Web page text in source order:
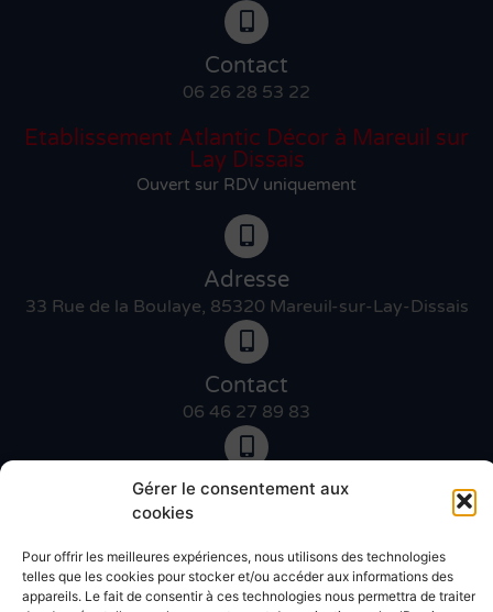
Gérer le consentement aux
cookies
Pour offrir les meilleures expériences, nous utilisons des technologies
telles que les cookies pour stocker et/ou accéder aux informations des
appareils. Le fait de consentir à ces technologies nous permettra de traiter
Contact
06 26 28 53 22
Etablissement Atlantic Décor à Mareuil sur
Lay Dissais
Ouvert sur RDV uniquement
Adresse
33 Rue de la Boulaye, 85320 Mareuil-sur-Lay-Dissais
Contact
06 46 27 89 83
Contact
02 51 30 31 09
Devis gratuit